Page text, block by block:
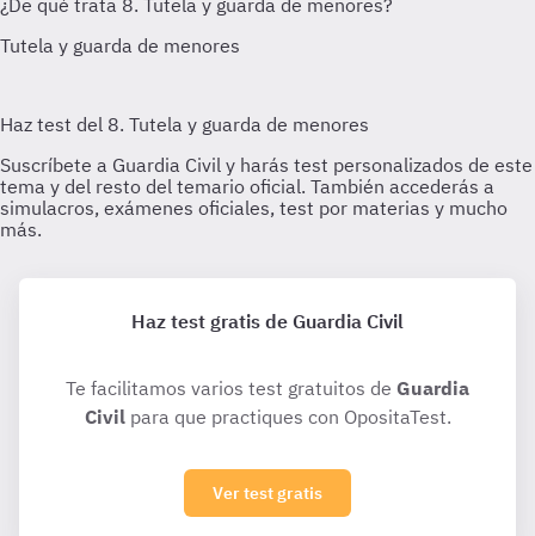
Haz test gratis de Guardia Civil
Te facilitamos varios test gratuitos de Guardia
Civilpara que practiques con OpositaTest.
Ver test gratis